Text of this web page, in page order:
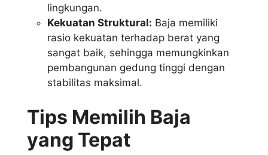
lingkungan.
Kekuatan Struktural: Baja memiliki
rasio kekuatan terhadap berat yang
sangat baik, sehingga memungkinkan
pembangunan gedung tinggi dengan
stabilitas maksimal.
Tips Memilih Baja
yang Tepat